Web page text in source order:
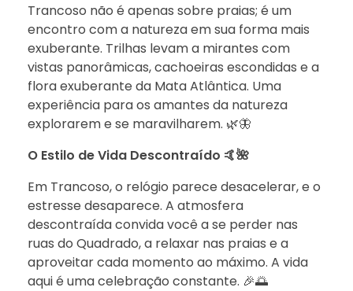
Trancoso não é apenas sobre praias; é um
encontro com a natureza em sua forma mais
exuberante. Trilhas levam a mirantes com
vistas panorâmicas, cachoeiras escondidas e a
flora exuberante da Mata Atlântica. Uma
experiência para os amantes da natureza
explorarem e se maravilharem. 🌿🦋
O Estilo de Vida Descontraído 🤙🌺
Em Trancoso, o relógio parece desacelerar, e o
estresse desaparece. A atmosfera
descontraída convida você a se perder nas
ruas do Quadrado, a relaxar nas praias e a
aproveitar cada momento ao máximo. A vida
aqui é uma celebração constante. 🎉🌅